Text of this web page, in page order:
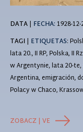
DATA| FECHA: 1928-12-
TAGI | ETIQUETAS:
lata 20., II RP, Polska, II
w Argentynie, lata 20-
Argentina, emigración,
Polacy w Chaco,
ZOBACZ | VE